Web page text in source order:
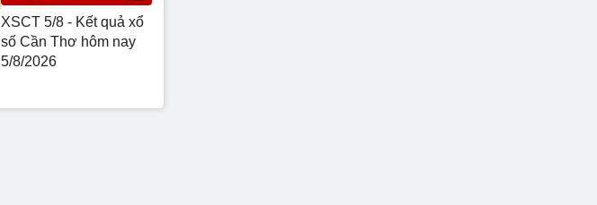
XSCT 5/8 - Kết quả xổ
số Cần Thơ hôm nay
5/8/2026